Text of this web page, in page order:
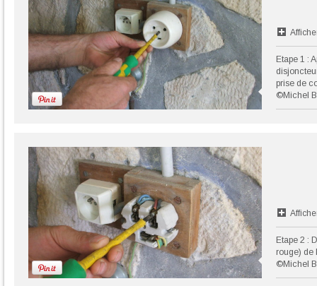
Etape 1 :
prise de
©Michel
Etape 2 :
rouge) de
©Michel